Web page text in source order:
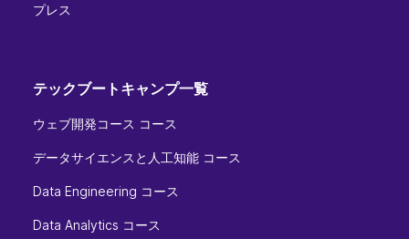
プレス
テックブートキャンプ一覧
ウェブ開発コース コース
データサイエンスと人工知能 コース
Data Engineering コース
Data Analytics コース